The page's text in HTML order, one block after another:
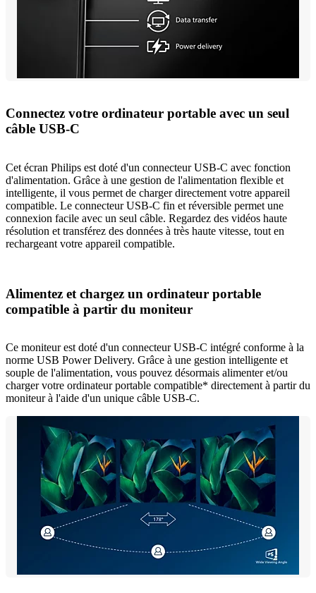
Connectez votre ordinateur portable avec un seul
câble USB-C
Cet écran Philips est doté d'un connecteur USB-C avec fonction
d'alimentation. Grâce à une gestion de l'alimentation flexible et
intelligente, il vous permet de charger directement votre appareil
compatible. Le connecteur USB-C fin et réversible permet une
connexion facile avec un seul câble. Regardez des vidéos haute
résolution et transférez des données à très haute vitesse, tout en
rechargeant votre appareil compatible.
Alimentez et chargez un ordinateur portable
compatible à partir du moniteur
Ce moniteur est doté d'un connecteur USB-C intégré conforme à la
norme USB Power Delivery. Grâce à une gestion intelligente et
souple de l'alimentation, vous pouvez désormais alimenter et/ou
charger votre ordinateur portable compatible* directement à partir du
moniteur à l'aide d'un unique câble USB-C.